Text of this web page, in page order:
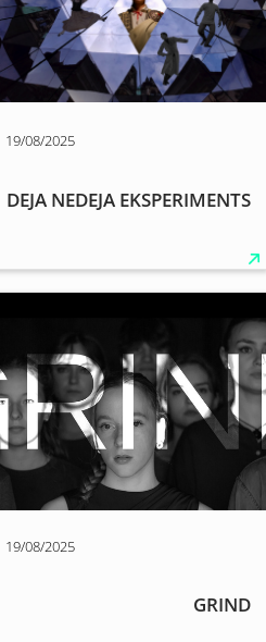
19/08/2025
DEJA NEDEJA EKSPERIMENTS
19/08/2025
GRIND